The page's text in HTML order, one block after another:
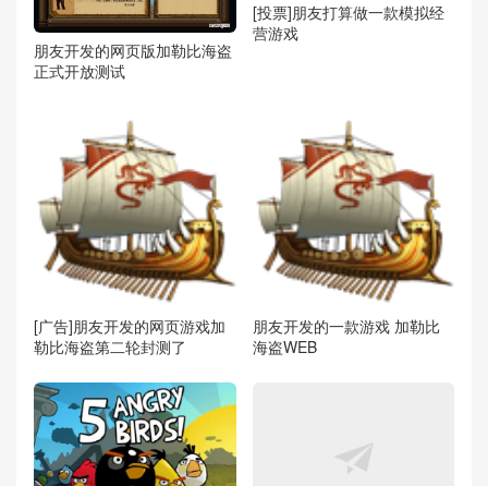
朋友开发的网页版加勒比海盗
正式开放测试
[投票]朋友打算做一款模拟经
营游戏
[广告]朋友开发的网页游戏加
勒比海盗第二轮封测了
朋友开发的一款游戏 加勒比
海盗WEB